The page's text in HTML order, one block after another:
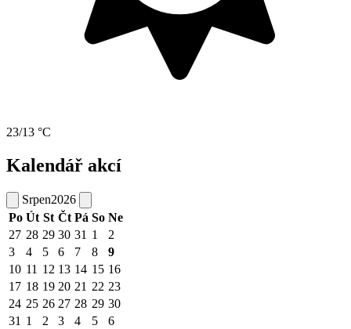
23/13 °C
Kalendář akcí
Srpen2026
Po Út St Čt Pá So Ne
27 28 29 30 31 1
2
3
4 5 6 7 8
9
10 11 12 13 14 15 16
17 18 19 20 21 22 23
24 25 26 27 28 29 30
31 1 2 3 4 5 6